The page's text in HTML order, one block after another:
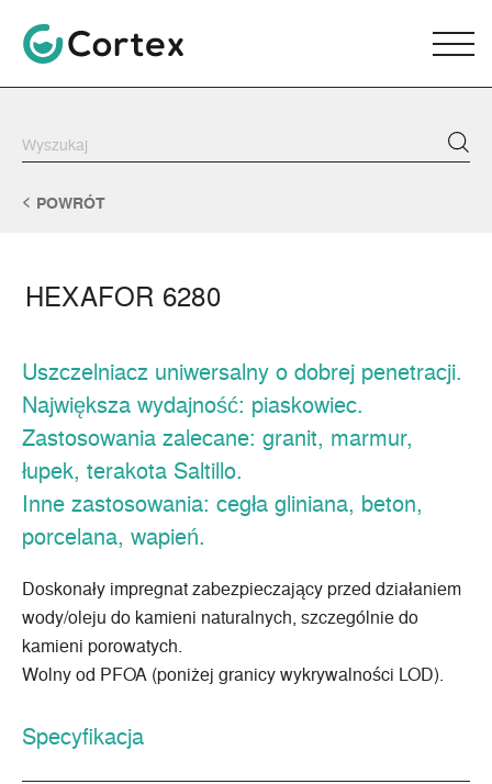
POWRÓT
HEXAFOR 6280
Uszczelniacz uniwersalny o dobrej penetracji.
Największa wydajność: piaskowiec.
Zastosowania zalecane: granit, marmur,
łupek, terakota Saltillo.
Inne zastosowania: cegła gliniana, beton,
porcelana, wapień.
Doskonały impregnat zabezpieczający przed działaniem
wody/oleju do kamieni naturalnych, szczególnie do
kamieni porowatych.
Wolny od PFOA (poniżej granicy wykrywalności LOD).
Specyfikacja